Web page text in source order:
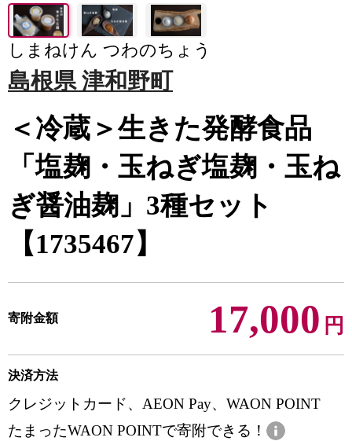
しまねけん つわのちょう
島根県 津和野町
＜冷蔵＞生きた発酵食品
「塩麹・玉ねぎ塩麹・玉ね
ぎ醤油麹」3種セット
【1735467】
寄附金額 17,000 円
決済方法
クレジットカード、AEON Pay、WAON POINT
たまったWAON POINTで寄附できる！